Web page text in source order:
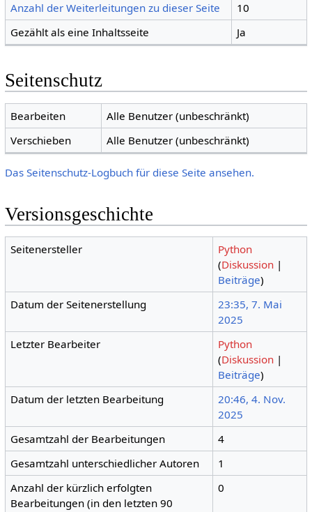
Anzahl der Weiterleitungen zu dieser Seite
10
Gezählt als eine Inhaltsseite
Ja
Seitenschutz
Bearbeiten
Alle Benutzer (unbeschränkt)
Verschieben
Alle Benutzer (unbeschränkt)
Das Seitenschutz-Logbuch für diese Seite ansehen.
Versionsgeschichte
Seitenersteller
Python
(Diskussion |
Beiträge)
Datum der Seitenerstellung
23:35, 7. Mai
2025
Letzter Bearbeiter
Python
(Diskussion |
Beiträge)
Datum der letzten Bearbeitung
20:46, 4. Nov.
2025
Gesamtzahl der Bearbeitungen
4
Gesamtzahl unterschiedlicher Autoren
1
Anzahl der kürzlich erfolgten
Bearbeitungen (in den letzten 90
0